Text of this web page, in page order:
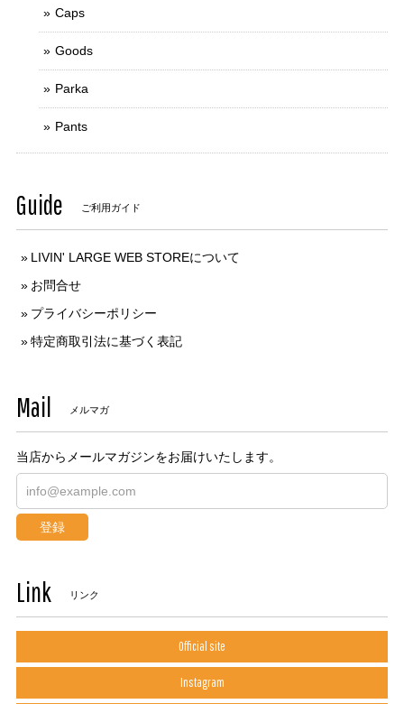
Caps
Goods
Parka
Pants
Guide ご利用ガイド
LIVIN' LARGE WEB STOREについて
お問合せ
プライバシーポリシー
特定商取引法に基づく表記
Mail メルマガ
当店からメールマガジンをお届けいたします。
登録
Link リンク
Official site
Instagram